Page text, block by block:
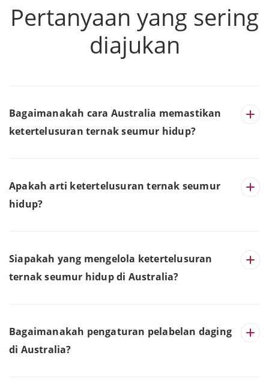
Pertanyaan yang sering
diajukan
Bagaimanakah cara Australia memastikan
ketertelusuran ternak seumur hidup?
Apakah arti ketertelusuran ternak seumur
hidup?
Siapakah yang mengelola ketertelusuran
ternak seumur hidup di Australia?
Bagaimanakah pengaturan pelabelan daging
di Australia?